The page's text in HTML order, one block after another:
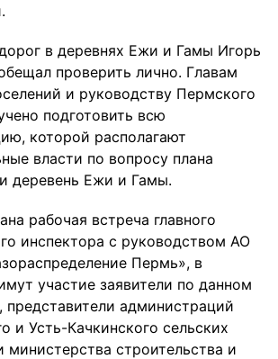
в деревнях Ежи и Гамы Игорь
проверить лично. Главам
и руководству Пермского
подготовить всю
которой располагают
власти по вопросу плана
деревень Ежи и Гамы.
рабочая встреча главного
инспектора с руководством АО
Пермь», в
участие заявители по данном
администраций
и Усть-Качкинского сельских
министерства строительства и